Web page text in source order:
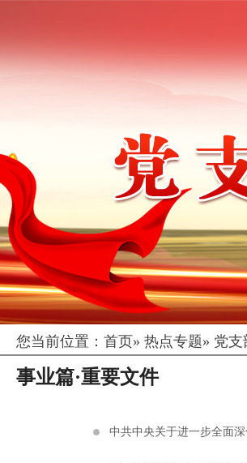
您当前位置： 首页» 热点专题» 党支
事业篇·重要文件
中共中央关于进一步全面